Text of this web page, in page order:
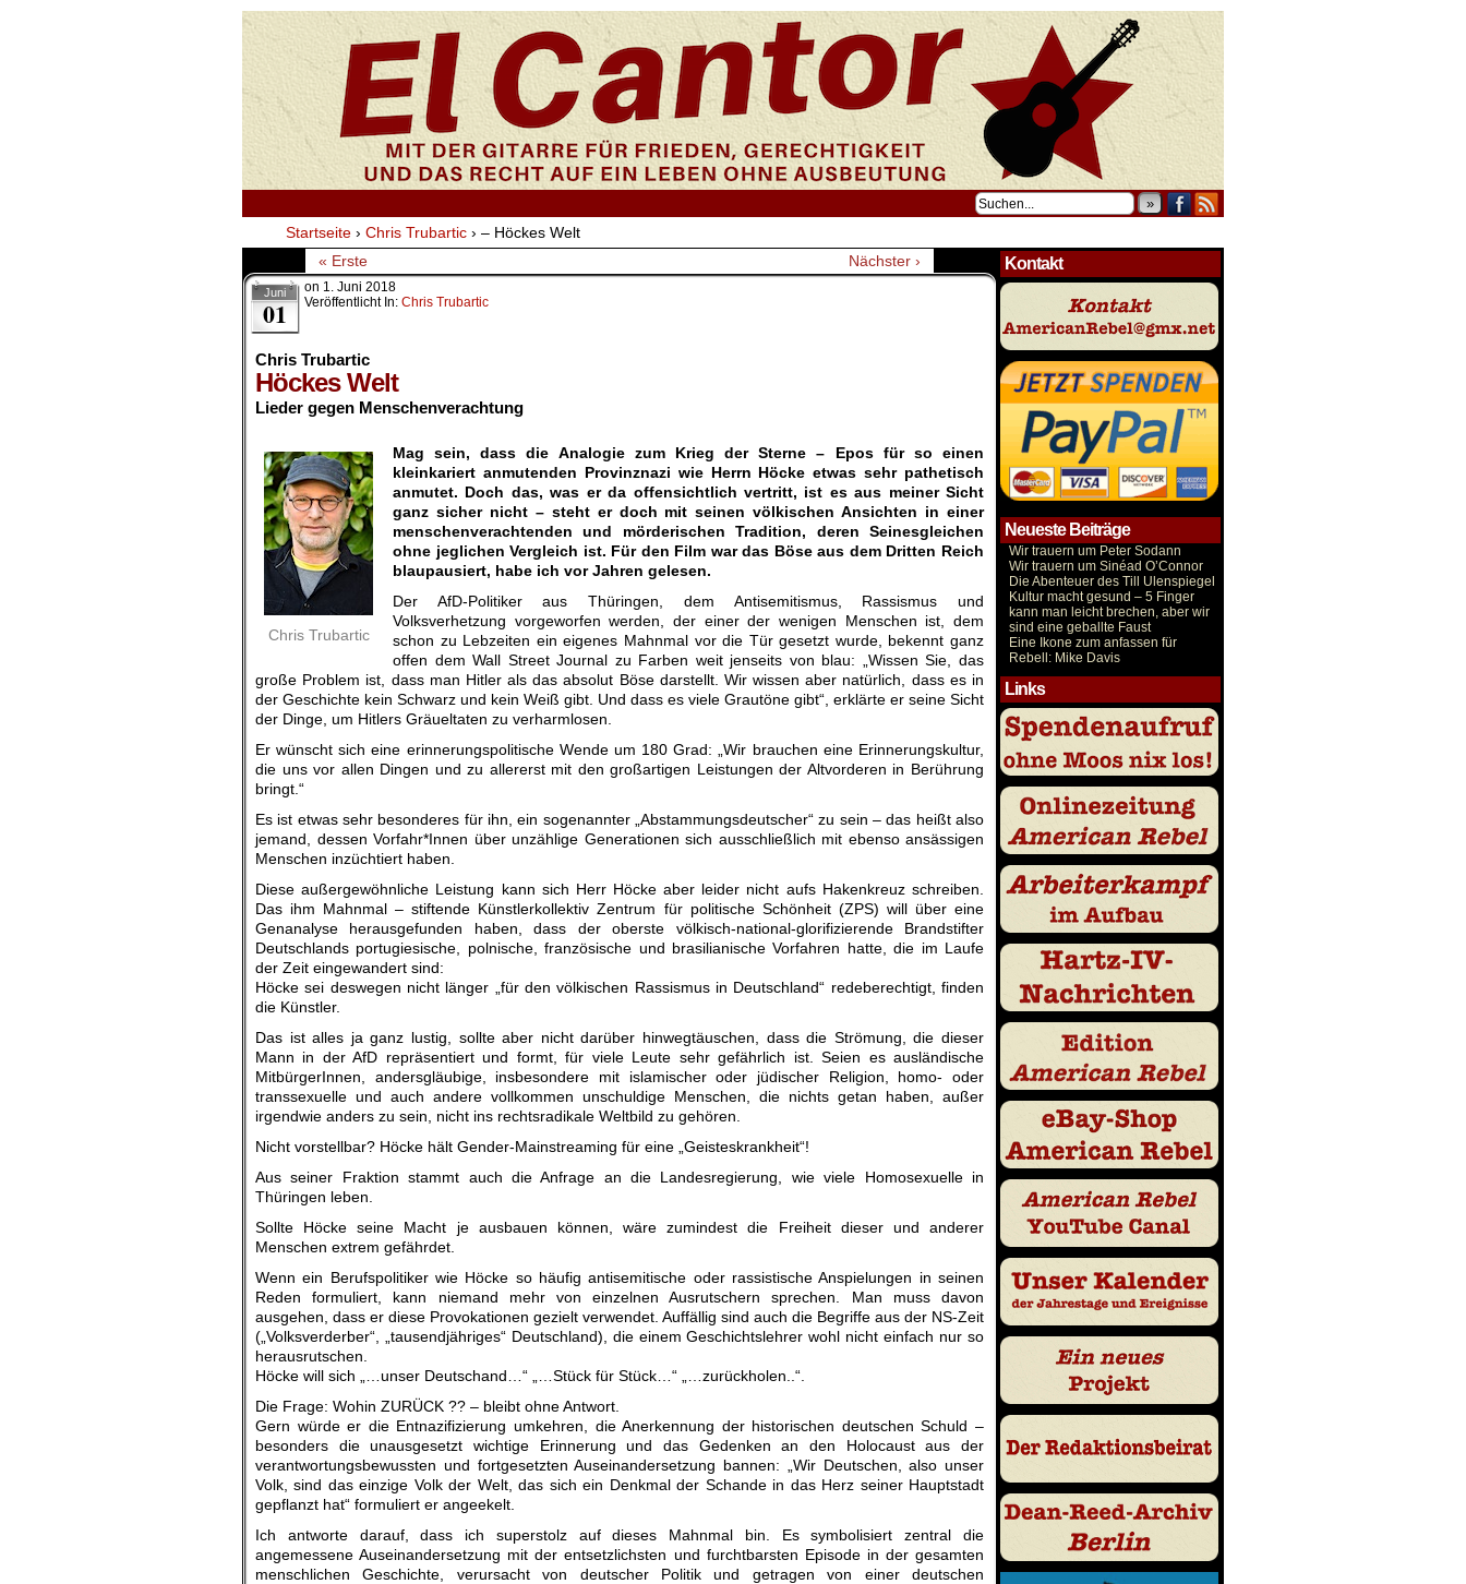
»
Startseite › Chris Trubartic › – Höckes Welt
« Erste
Nächster ›
Juni
01
on 1. Juni 2018
Veröffentlicht In: Chris Trubartic
Chris Trubartic
Höckes Welt
Lieder gegen Menschenverachtung
Chris Trubartic
Mag sein, dass die Analogie zum Krieg der Sterne – Epos für so einen
kleinkariert anmutenden Provinznazi wie Herrn Höcke etwas sehr pathetisch
anmutet. Doch das, was er da offensichtlich vertritt, ist es aus meiner Sicht
ganz sicher nicht – steht er doch mit seinen völkischen Ansichten in einer
menschenverachtenden und mörderischen Tradition, deren Seinesgleichen
ohne jeglichen Vergleich ist. Für den Film war das Böse aus dem Dritten Reich
blaupausiert, habe ich vor Jahren gelesen.
Der AfD-Politiker aus Thüringen, dem Antisemitismus, Rassismus und
Volksverhetzung vorgeworfen werden, der einer der wenigen Menschen ist, dem
schon zu Lebzeiten ein eigenes Mahnmal vor die Tür gesetzt wurde, bekennt ganz
offen dem Wall Street Journal zu Farben weit jenseits von blau: „Wissen Sie, das
große Problem ist, dass man Hitler als das absolut Böse darstellt. Wir wissen aber natürlich, dass es in
der Geschichte kein Schwarz und kein Weiß gibt. Und dass es viele Grautöne gibt“, erklärte er seine Sicht
der Dinge, um Hitlers Gräueltaten zu verharmlosen.
Er wünscht sich eine erinnerungspolitische Wende um 180 Grad: „Wir brauchen eine Erinnerungskultur,
die uns vor allen Dingen und zu allererst mit den großartigen Leistungen der Altvorderen in Berührung
bringt.“
Es ist etwas sehr besonderes für ihn, ein sogenannter „Abstammungsdeutscher“ zu sein – das heißt also
jemand, dessen Vorfahr*Innen über unzählige Generationen sich ausschließlich mit ebenso ansässigen
Menschen inzüchtiert haben.
Diese außergewöhnliche Leistung kann sich Herr Höcke aber leider nicht aufs Hakenkreuz schreiben.
Das ihm Mahnmal – stiftende Künstlerkollektiv Zentrum für politische Schönheit (ZPS) will über eine
Genanalyse herausgefunden haben, dass der oberste völkisch-national-glorifizierende Brandstifter
Deutschlands portugiesische, polnische, französische und brasilianische Vorfahren hatte, die im Laufe
der Zeit eingewandert sind:
Höcke sei deswegen nicht länger „für den völkischen Rassismus in Deutschland“ redeberechtigt, finden
die Künstler.
Das ist alles ja ganz lustig, sollte aber nicht darüber hinwegtäuschen, dass die Strömung, die dieser
Mann in der AfD repräsentiert und formt, für viele Leute sehr gefährlich ist. Seien es ausländische
MitbürgerInnen, andersgläubige, insbesondere mit islamischer oder jüdischer Religion, homo- oder
transsexuelle und auch andere vollkommen unschuldige Menschen, die nichts getan haben, außer
irgendwie anders zu sein, nicht ins rechtsradikale Weltbild zu gehören.
Nicht vorstellbar? Höcke hält Gender-Mainstreaming für eine „Geisteskrankheit“!
Aus seiner Fraktion stammt auch die Anfrage an die Landesregierung, wie viele Homosexuelle in
Thüringen leben.
Sollte Höcke seine Macht je ausbauen können, wäre zumindest die Freiheit dieser und anderer
Menschen extrem gefährdet.
Wenn ein Berufspolitiker wie Höcke so häufig antisemitische oder rassistische Anspielungen in seinen
Reden formuliert, kann niemand mehr von einzelnen Ausrutschern sprechen. Man muss davon
ausgehen, dass er diese Provokationen gezielt verwendet. Auffällig sind auch die Begriffe aus der NS-Zeit
(„Volksverderber“, „tausendjähriges“ Deutschland), die einem Geschichtslehrer wohl nicht einfach nur so
herausrutschen.
Höcke will sich „…unser Deutschand…“ „…Stück für Stück…“ „…zurückholen..“.
Die Frage: Wohin ZURÜCK ?? – bleibt ohne Antwort.
Gern würde er die Entnazifizierung umkehren, die Anerkennung der historischen deutschen Schuld –
besonders die unausgesetzt wichtige Erinnerung und das Gedenken an den Holocaust aus der
verantwortungsbewussten und fortgesetzten Auseinandersetzung bannen: „Wir Deutschen, also unser
Volk, sind das einzige Volk der Welt, das sich ein Denkmal der Schande in das Herz seiner Hauptstadt
gepflanzt hat“ formuliert er angeekelt.
Ich antworte darauf, dass ich superstolz auf dieses Mahnmal bin. Es symbolisiert zentral die
angemessene Auseinandersetzung mit der entsetzlichsten und furchtbarsten Episode in der gesamten
menschlichen Geschichte, verursacht von deutscher Politik und getragen von einer deutschen
Kontakt
Neueste Beiträge
Wir trauern um Peter Sodann
Wir trauern um Sinéad O’Connor
Die Abenteuer des Till Ulenspiegel
Kultur macht gesund – 5 Finger
kann man leicht brechen, aber wir
sind eine geballte Faust
Eine Ikone zum anfassen für
Rebell: Mike Davis
Links